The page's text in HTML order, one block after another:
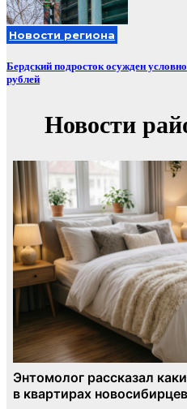
Новости региона
Бердский подросток осужден
рублей